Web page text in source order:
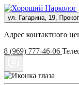
ул. Гагарина, 19,
Адрес контактного
8 (969) 777-46-06